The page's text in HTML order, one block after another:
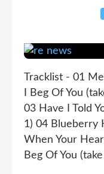
Tracklist - 01
I Beg Of You
03 Have I Told
1) 04 Blueberry
When Your
Beg Of You